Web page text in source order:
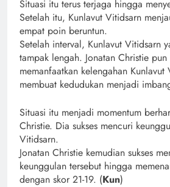
Situasi itu terus terjaga hingga
Setelah itu, Kunlavut Vitidsarn
empat poin beruntun.
Setelah interval, Kunlavut Vitidsarn
tampak lengah. Jonatan Christie
memanfaatkan kelengahan
membuat kedudukan menjadi
Situasi itu menjadi momentum
Christie. Dia sukses mencuri
Vitidsarn.
Jonatan Christie kemudian sukses
keunggulan tersebut hingga
dengan skor 21-19. (Kun)